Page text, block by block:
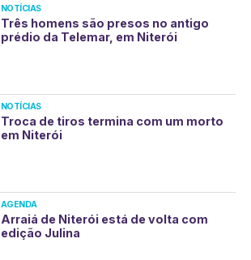
NOTÍCIAS
Três homens são presos no antigo
prédio da Telemar, em Niterói
NOTÍCIAS
Troca de tiros termina com um morto
em Niterói
AGENDA
Arraiá de Niterói está de volta com
edição Julina